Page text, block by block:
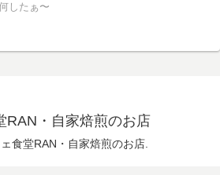
したぁ〜
RAN・自家焙煎のお店
食堂RAN・自家焙煎のお店.